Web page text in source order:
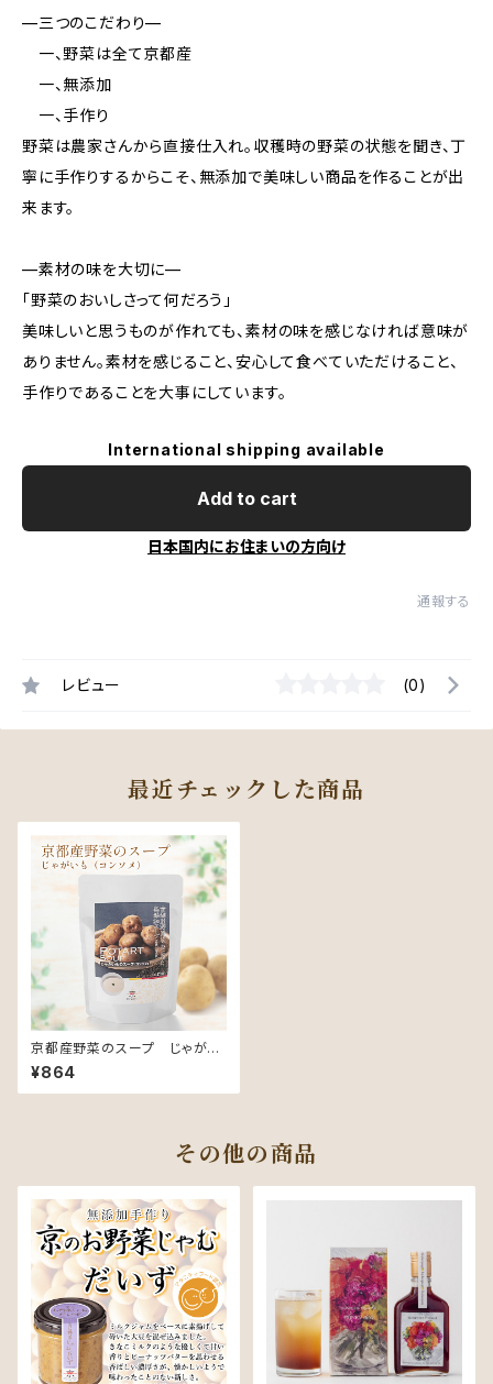
—三つのこだわり—
一、野菜は全て京都産
一、無添加
一、手作り
野菜は農家さんから直接仕入れ。収穫時の野菜の状態を聞き、丁
寧に手作りするからこそ、無添加で美味しい商品を作ることが出
来ます。
—素材の味を大切に—
「野菜のおいしさって何だろう」
美味しいと思うものが作れても、素材の味を感じなければ意味が
ありません。素材を感じること、安心して食べていただけること、
手作りであることを大事にしています。
International shipping available
Add to cart
日本国内にお住まいの方向け
通報する
レビュー (0)
最近チェックした商品
京都産野菜のスープ じゃがい
も（コンソメ）
¥864
その他の商品